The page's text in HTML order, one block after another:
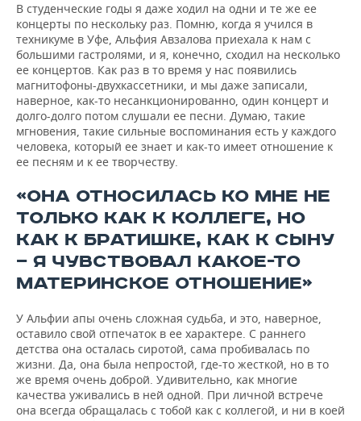
В студенческие годы я даже ходил на одни и те же ее
концерты по нескольку раз. Помню, когда я учился в
техникуме в Уфе, Альфия Авзалова приехала к нам с
большими гастролями, и я, конечно, сходил на несколько
ее концертов. Как раз в то время у нас появились
магнитофоны-двухкассетники, и мы даже записали,
наверное, как-то несанкционированно, один концерт и
долго-долго потом слушали ее песни. Думаю, такие
мгновения, такие сильные воспоминания есть у каждого
человека, который ее знает и как-то имеет отношение к
ее песням и к ее творчеству.
«ОНА ОТНОСИЛАСЬ КО МНЕ НЕ
ТОЛЬКО КАК К КОЛЛЕГЕ, НО
КАК К БРАТИШКЕ, КАК К СЫНУ
— Я ЧУВСТВОВАЛ КАКОЕ-ТО
МАТЕРИНСКОЕ ОТНОШЕНИЕ»
У Альфии апы очень сложная судьба, и это, наверное,
оставило свой отпечаток в ее характере. С раннего
детства она осталась сиротой, сама пробивалась по
жизни. Да, она была непростой, где-то жесткой, но в то
же время очень доброй. Удивительно, как многие
качества уживались в ней одной. При личной встрече
она всегда обращалась с тобой как с коллегой, и ни в коей